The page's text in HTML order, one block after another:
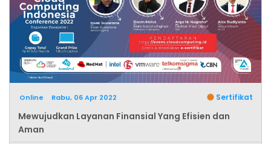
Online Rabu, 06 Apr 2022 Sertifikat
Mewujudkan Layanan Finansial Yang Efisien dan
Aman